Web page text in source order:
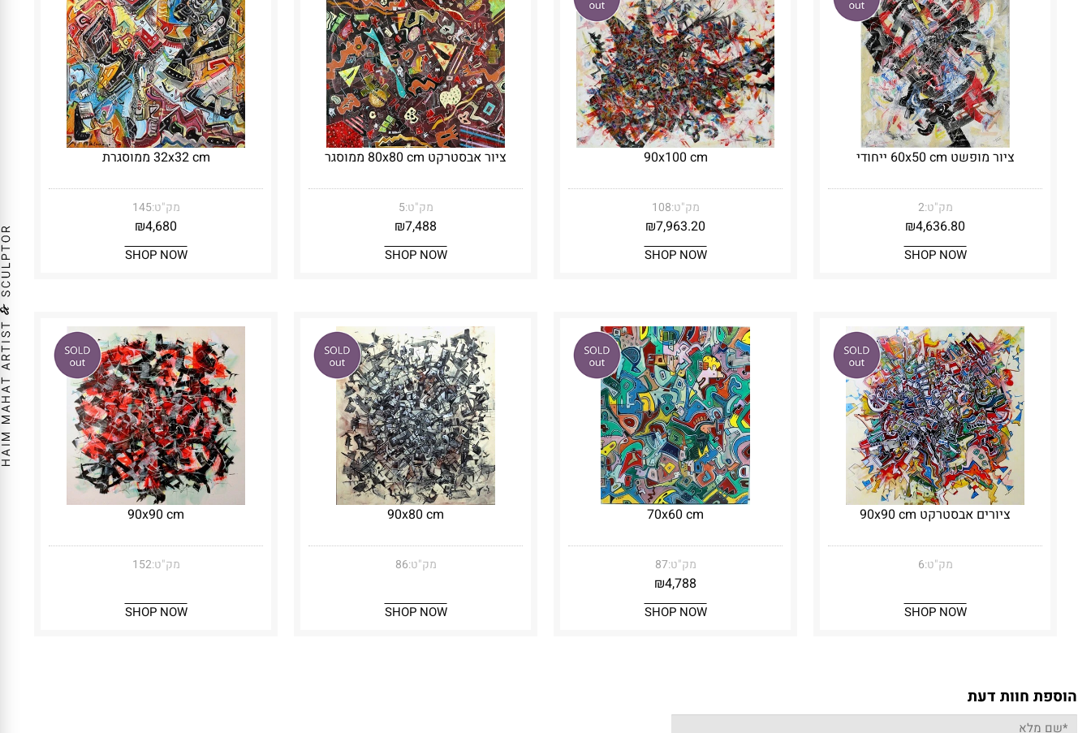
ציור מופשט 60x50 cm ייחודי
מק"ט:2
₪4,636.80
SHOP NOW
90x100 cm
מק"ט:108
₪7,963.20
SHOP NOW
ציור אבסטרקט 80x80 cm ממוסגר
מק"ט:5
₪7,488
SHOP NOW
32x32 cm ממוסגרת
מק"ט:145
₪4,680
SHOP NOW
ציורים אבסטרקט 90x90 cm
מק"ט:6
SHOP NOW
70x60 cm
מק"ט:87
₪4,788
SHOP NOW
90x80 cm
מק"ט:86
SHOP NOW
90x90 cm
מק"ט:152
SHOP NOW
הוספת חוות דעת